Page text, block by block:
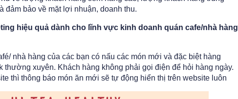
đảm bảo về mặt lợi nhuận, doanh thu.
hiệu quả dành cho lĩnh vực kinh doanh quán cafe/nhà hàng
nhà hàng của các bạn có nấu các món mới và đặc biệt hàng
thường xuyên. Khách hàng không phải gọi điện để hỏi hàng ngày.
thì thông báo món ăn mới sẽ tự động hiển thị trên website luôn